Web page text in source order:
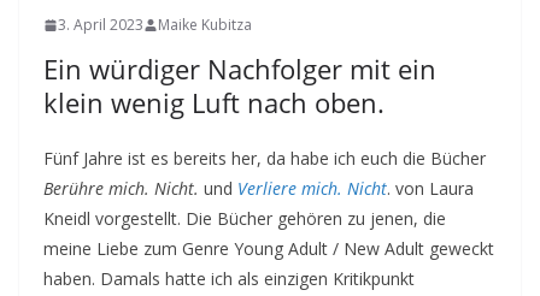
3. April 2023 Maike Kubitza
Ein würdiger Nachfolger mit ein
klein wenig Luft nach oben.
Fünf Jahre ist es bereits her, da habe ich euch die Bücher
Berühre mich. Nicht. und Verliere mich. Nicht. von Laura
Kneidl vorgestellt. Die Bücher gehören zu jenen, die
meine Liebe zum Genre Young Adult / New Adult geweckt
haben. Damals hatte ich als einzigen Kritikpunkt